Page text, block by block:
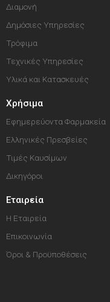
Διαμονή
Δημόσιες Υπηρεσίες
Τρόφιμα
Τεχνικές Υπηρεσίες
Υλικά και Κατασκευές
Χρήσιμα
Εφημερεύοντα Φαρμακεία
Ελληνικές Πρεσβείες
Τιμές Καυσίμων
Δικηγόροι
Εταιρεία
Η Εταιρεία
Επικοινωνία
Όροι & Προϋποθέσεις